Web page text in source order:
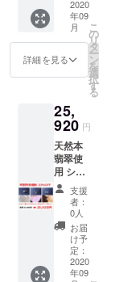
や形に
若干の
違いは
ますの
で、ご
ませ。
合い、
大きさ
や形に
若干の
違いは
注意く
ださい
送料代
込み ※
商品写
真はサ
ンプル
いただ
いた後
に制作
いたし
ますの
で、写
真と実
際の商
品で
は、色
合い、
大きさ
や形に
若干の
ピアス
３点
セット
■ジュエ
リー
ボック
ス代・
込み ※
リング
サイズ
はご希
望サイ
ズで制
作いた
します
ので、
ご支援
いただ
く際に
ご希望
サイズ
2020
年09
月
詳細を見る
こ
の
リ
タ
ー
ン
を
選
択
す
る
25,
920 円
天然本
翡翠使
用 シル
バー製
猫耳デ
ザイン
リング
＆ネッ
クレス
＆ピア
ス ３点
支援
者：
0人
お届
け予
定：
2020
年09